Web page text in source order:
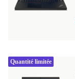
Quantité limitée